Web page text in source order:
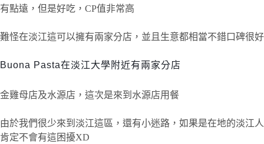
有點遠，但是好吃，CP值非常高
難怪在淡江這可以擁有兩家分店，並且生意都相當不錯口碑很好
Buona Pasta在淡江大學附近有兩家分店
金雞母店及水源店，這次是來到水源店用餐
由於我們很少來到淡江這區，還有小迷路，如果是在地的淡江人
肯定不會有這困擾XD